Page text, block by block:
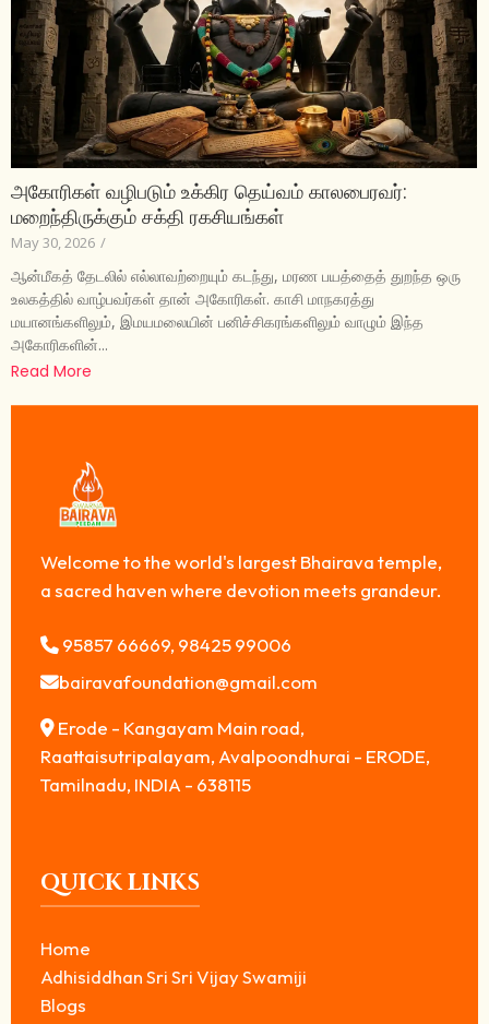
அகோரிகள் வழிபடும் உக்கிர தெய்வம் காலபைரவர்:
மறைந்திருக்கும் சக்தி ரகசியங்கள்
May 30, 2026 /
ஆன்மீகத் தேடலில் எல்லாவற்றையும் கடந்து, மரண பயத்தைத் துறந்த ஒரு
உலகத்தில் வாழ்பவர்கள் தான் அகோரிகள். காசி மாநகரத்து
மயானங்களிலும், இமயமலையின் பனிச்சிகரங்களிலும் வாழும் இந்த
அகோரிகளின்...
Read More
Welcome to the world's largest Bhairava temple,
a sacred haven where devotion meets grandeur.
95857 66669, 98425 99006
bairavafoundation@gmail.com
Erode - Kangayam Main road,
Raattaisutripalayam, Avalpoondhurai - ERODE,
Tamilnadu, INDIA - 638115
QUICK LINKS
Home
Adhisiddhan Sri Sri Vijay Swamiji
Blogs